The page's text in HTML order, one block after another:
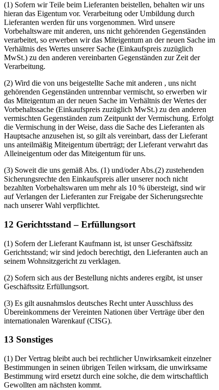
(1) Sofern wir Teile beim Lieferanten beistellen, behalten wir uns
hieran das Eigentum vor. Verarbeitung oder Umbildung durch
Lieferanten werden für uns vorgenommen. Wird unsere
Vorbehaltsware mit anderen, uns nicht gehörenden Gegenständen
verarbeitet, so erwerben wir das Miteigentum an der neuen Sache im
Verhältnis des Wertes unserer Sache (Einkaufspreis zuzüglich
MwSt.) zu den anderen vereinbarten Gegenständen zur Zeit der
Verarbeitung.
(2) Wird die von uns beigestellte Sache mit anderen , uns nicht
gehörenden Gegenständen untrennbar vermischt, so erwerben wir
das Miteigentum an der neuen Sache im Verhältnis der Wertes der
Vorbehaltssache (Einkaufspreis zuzüglich MwSt.) zu den anderen
vermischten Gegenständen zum Zeitpunkt der Vermischung. Erfolgt
die Vermischung in der Weise, dass die Sache des Lieferanten als
Hauptsache anzusehen ist, so gilt als vereinbart, dass der Lieferant
uns anteilmäßig Miteigentum überträgt; der Lieferant verwahrt das
Alleineigentum oder das Miteigentum für uns.
(3) Soweit die uns gemäß Abs. (1) und/oder Abs.(2) zustehenden
Sicherungsrechte den Einkaufspreis aller unserer noch nicht
bezahlten Vorbehaltswaren um mehr als 10 % übersteigt, sind wir
auf Verlangen der Lieferanten zur Freigabe der Sicherungsrechte
nach unserer Wahl verpflichtet.
12 Gerichtsstand – Erfüllungsort
(1) Sofern der Lieferant Kaufmann ist, ist unser Geschäftssitz
Gerichtsstand; wir sind jedoch berechtigt, den Lieferanten auch an
seinem Wohnsitzgericht zu verklagen.
(2) Sofern sich aus der Bestellung nichts anderes ergibt, ist unser
Geschäftssitz Erfüllungsort.
(3) Es gilt ausnahmslos deutsches Recht unter Ausschluss des
Übereinkommens der Vereinten Nationen über Verträge über den
internationalen Warenkauf (CISG).
13 Sonstiges
(1) Der Vertrag bleibt auch bei rechtlicher Unwirksamkeit einzelner
Bestimmungen in seinen übrigen Teilen wirksam, die unwirksame
Bestimmung wird ersetzt durch eine solche, die dem wirtschaftlich
Gewollten am nächsten kommt.